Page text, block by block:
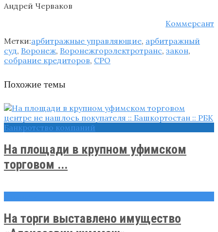
Андрей Черваков
Коммерсант
Метки:арбитражные управляющие, арбитражный
суд, Воронеж, Воронежгорэлектротранс, закон,
собрание кредиторов, СРО
Похожие темы
Банкротство компаний
На площади в крупном уфимском
торговом ...
На торги выставлено имущество